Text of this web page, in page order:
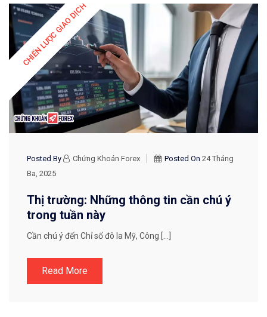
CHIẾN LƯỢC GIAO DỊCH
Posted By Chứng Khoán Forex Posted On 24 Tháng
Ba, 2025
Thị trường: Những thông tin cần chú ý
trong tuần này
Cần chú ý đến Chỉ số đô la Mỹ, Công […]
Read More